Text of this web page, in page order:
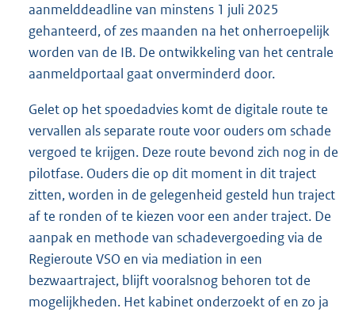
aanmelddeadline van minstens 1 juli 2025
gehanteerd, of zes maanden na het onherroepelijk
worden van de IB. De ontwikkeling van het centrale
aanmeldportaal gaat onverminderd door.
Gelet op het spoedadvies komt de digitale route te
vervallen als separate route voor ouders om schade
vergoed te krijgen. Deze route bevond zich nog in de
pilotfase. Ouders die op dit moment in dit traject
zitten, worden in de gelegenheid gesteld hun traject
af te ronden of te kiezen voor een ander traject. De
aanpak en methode van schadevergoeding via de
Regieroute VSO en via mediation in een
bezwaartraject, blijft vooralsnog behoren tot de
mogelijkheden. Het kabinet onderzoekt of en zo ja